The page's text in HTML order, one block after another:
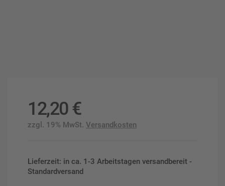
12,20 €
zzgl. 19% MwSt. Versandkosten
Lieferzeit: in ca. 1-3 Arbeitstagen versandbereit -
Standardversand